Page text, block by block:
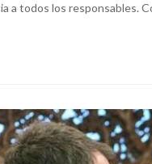
a todos los responsables.